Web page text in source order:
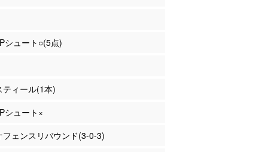
シュート○(5点)
ィール(1本)
シュート×
フェンスリバウンド(3-0-3)